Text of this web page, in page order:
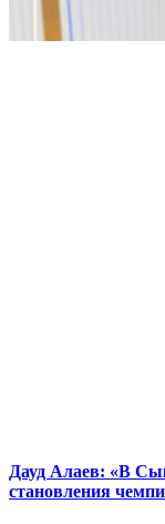
Дауд Алаев: «В
становления